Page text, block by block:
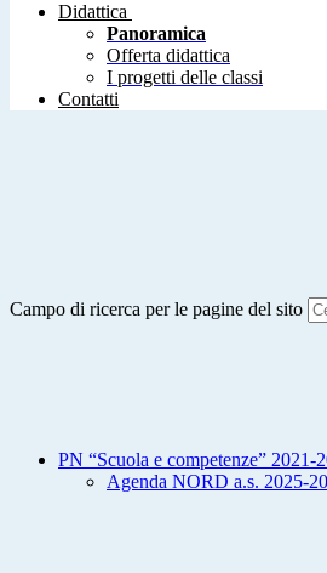
Didattica
Panoramica
Offerta didattica
I progetti delle classi
Contatti
Campo di ricerca per le pagine del sito
PN “Scuola e competenze” 2021-
Agenda NORD a.s. 2025-